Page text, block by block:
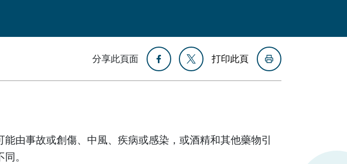
分享此頁面 打印此頁
由事故或創傷、中風、疾病或感染，或酒精和其他藥物引
。